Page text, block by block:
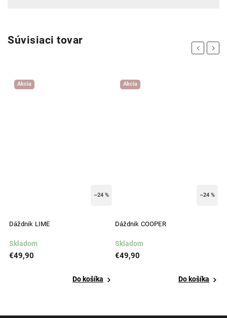
Súvisiaci tovar
Previous
Akcia
–24 %
Dáždnik LIME
Skladom
€49,90
Do košíka
Akcia
–24 %
Dáždnik COOPER
Skladom
€49,90
Do košíka
Next